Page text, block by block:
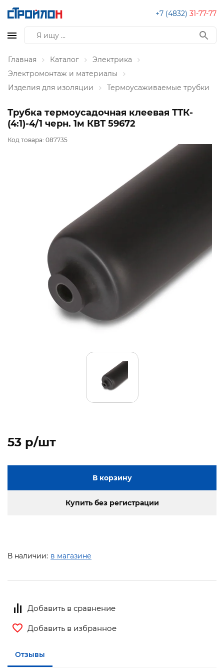
+7 (4832) 31-77-77
Главная Каталог
Электрика
Электромонтаж и материалы
Изделия для изоляции
Термоусаживаемые трубки
Трубка термоусадочная клеевая ТТК-
(4:1)-4/1 черн. 1м КВТ 59672
Код товара: 087735
53 p/шт
В корзину
Купить без регистрации
В наличии: в магазине
Добавить в сравнение
Добавить в избранное
Отзывы